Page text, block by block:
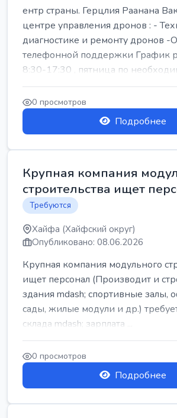
ентр страны. Герцлия Раанана
центре управления дронов : -
диагностике и ремонту дронов -
телефонной поддержки График
8:30-17:30 , пятница по
0 просмотров
Подробнее
Крупная компания
строительства ищет
Требуются
Хайфа (Хайфский округ)
Опубликовано: 08.06.2026
Крупная компания модульного
ищет персонал (Производит и
здания mdash; спортивные залы,
сады, жилые модули и др.)
склада mdash; зарплата ...
0 просмотров
Подробнее